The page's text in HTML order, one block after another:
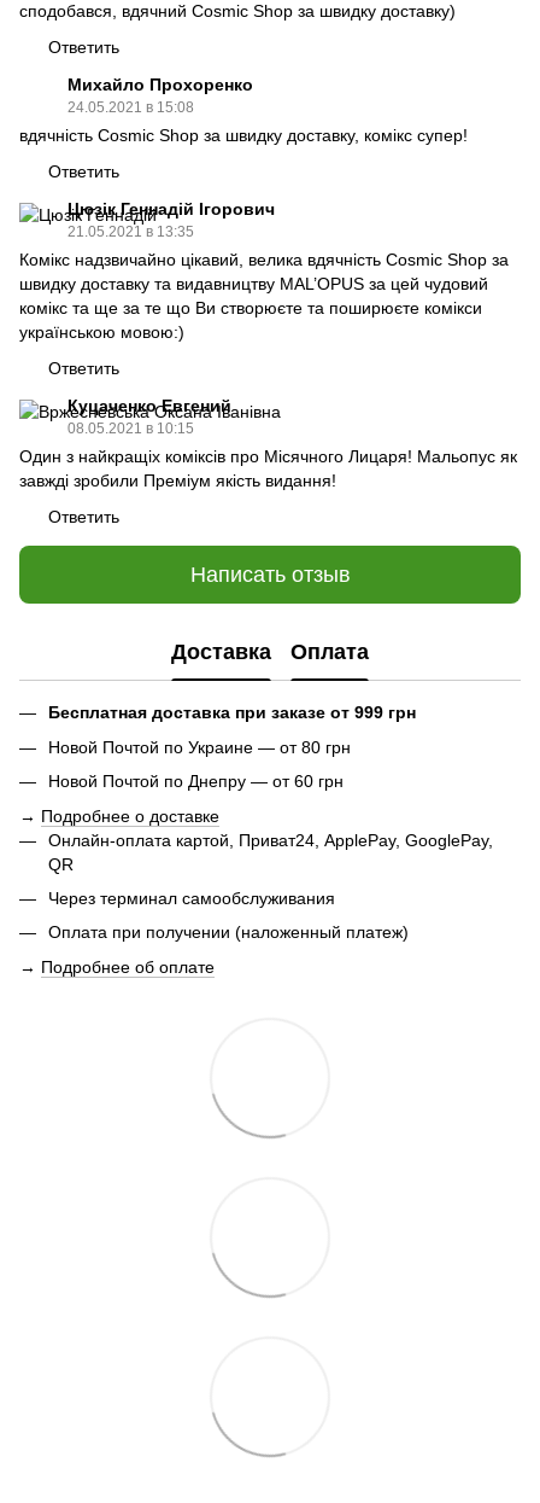
сподобався, вдячний Cosmic Shop за швидку доставку)
Ответить
Михайло Прохоренко
24.05.2021 в 15:08
вдячність Сosmic Shop за швидку доставку, комікс супер!
Ответить
Цюзік Геннадій Ігорович
21.05.2021 в 13:35
Комікс надзвичайно цікавий, велика вдячність Сosmic Shop за
швидку доставку та видавництву MAL’OPUS за цей чудовий
комікс та ще за те що Ви створюєте та поширюєте комікси
українською мовою:)
Ответить
Куцаченко Евгений
08.05.2021 в 10:15
Один з найкращіх коміксів про Місячного Лицаря! Мальопус як
завжді зробили Преміум якість видання!
Ответить
Написать отзыв
Доставка Оплата
Бесплатная доставка при заказе от 999 грн
Новой Почтой по Украине — от 80 грн
Новой Почтой по Днепру — от 60 грн
→ Подробнее о доставке
Онлайн-оплата картой, Приват24, ApplePay, GooglePay,
QR
Через терминал самообслуживания
Оплата при получении (наложенный платеж)
→ Подробнее об оплате